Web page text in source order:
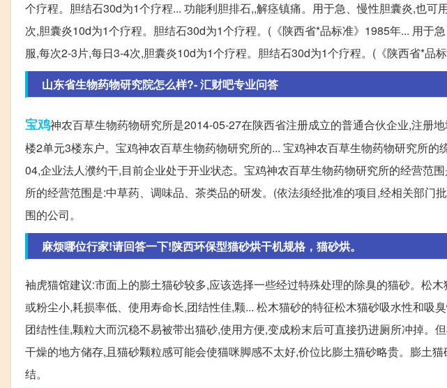
个疗程。胆结石30d为1个疗程... 功能利胆排石,,解痉镇痛。用于急、慢性胆囊炎,也可
次,胆囊炎10d为1个疗程。胆结石30d为1个疗程。(《陕西省*品标准》1985年... 用于
服,每次2-3片,每日3-4次,胆囊炎10d为1个疗程。胆结石30d为1个疗程。(《陕西省*品
山东省生物药物研究院怎么样?- 汇财吧专业问答
宝鸡神农百草生物药物研究所是2014-05-27在陕西省注册成立的普通合伙企业,注册
楼2单元3楼东户。宝鸡神农百草生物药物研究所的... 宝鸡神农百草生物药物研究所
04,企业法人濮约干,目前企业处于开业状态。宝鸡神农百草生物药物研究所的经营范
所的经营范围是:中草药、调味品、茶类品的研发。(依法须经批准的项目,经相关部门
围的公司。
麻烦哪位行家!请回答一下!陕西环保型猫砂烘干机规格，猫砂烘。
袖虎猫馆建议:市面上的膨土猫砂较多,应该选择一些经过特殊处理的除臭的猫砂。松
或粉尘小,耗损率低、使用寿命长,团结性佳,颗... 松木猫砂的特征松木猫砂吸水性和吸
团结性佳,颗粒大而沉稳不易被带出猫砂,使用方便,变成粉末后可直接扔进厕所冲掉。
干燥的地方储存,且猫砂颗粒感可能会使猫咪脚感不太好,价位比膨土猫砂略贵。膨土
结。